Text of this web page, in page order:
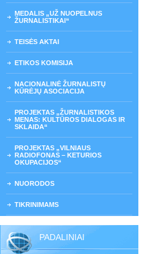
MEDALIS „UŽ NUOPELNUS
ŽURNALISTIKAI“
TEISĖS AKTAI
ETIKOS KOMISIJA
NACIONALINĖ ŽURNALISTŲ
KŪRĖJŲ ASOCIACIJA
PROJEKTAS „ŽURNALISTIKOS
MENAS: KULTŪROS DIALOGAS IR
SKLAIDA“
PROJEKTAS „VILNIAUS
RADIOFONAS – KETURIOS
OKUPACIJOS“
NUORODOS
TIKRINIMAMS
PADALINIAI